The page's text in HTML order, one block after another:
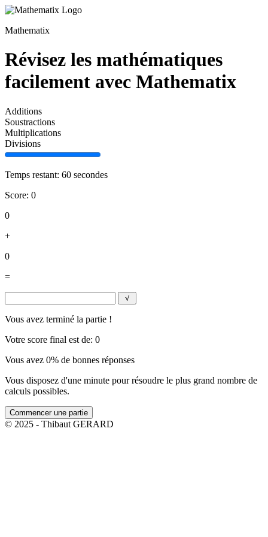
Mathematix
Révisez les mathématiques
facilement avec Mathematix
Additions
Soustractions
Multiplications
Divisions
Temps restant: 60 secondes
Score: 0
0
+
0
=
√
Vous avez terminé la partie !
Votre score final est de: 0
Vous avez 0% de bonnes réponses
Vous disposez d'une minute pour résoudre le plus grand nombre de
calculs possibles.
Commencer une partie
© 2025 - Thibaut GERARD